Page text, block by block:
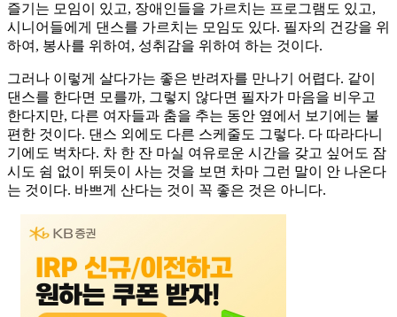
즐기는 모임이 있고, 장애인들을 가르치는 프로그램도 있고,
시니어들에게 댄스를 가르치는 모임도 있다. 필자의 건강을 위
하여, 봉사를 위하여, 성취감을 위하여 하는 것이다.
그러나 이렇게 살다가는 좋은 반려자를 만나기 어렵다. 같이
댄스를 한다면 모를까, 그렇지 않다면 필자가 마음을 비우고
한다지만, 다른 여자들과 춤을 추는 동안 옆에서 보기에는 불
편한 것이다. 댄스 외에도 다른 스케줄도 그렇다. 다 따라다니
기에도 벅차다. 차 한 잔 마실 여유로운 시간을 갖고 싶어도 잠
시도 쉼 없이 뛰듯이 사는 것을 보면 차마 그런 말이 안 나온다
는 것이다. 바쁘게 산다는 것이 꼭 좋은 것은 아니다.